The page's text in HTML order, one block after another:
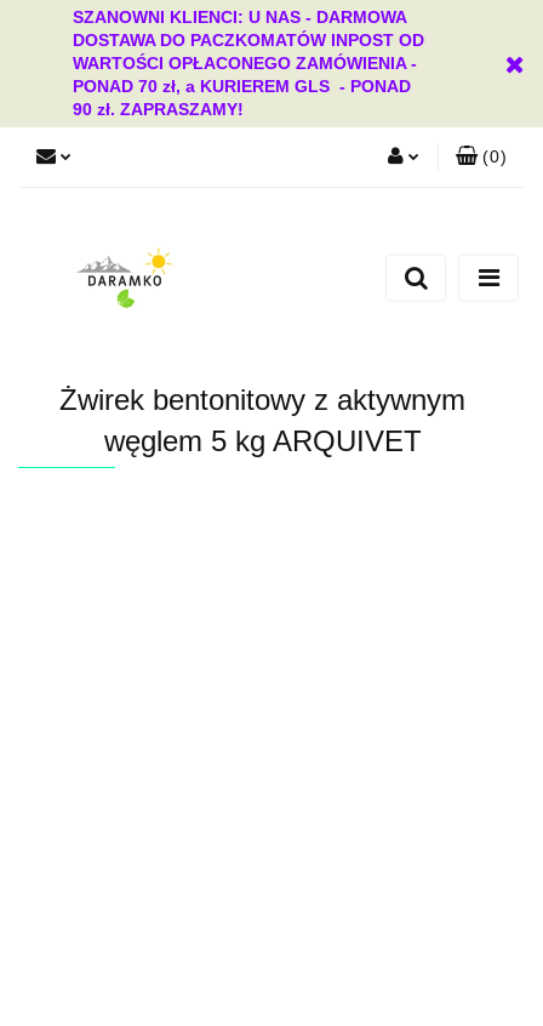
SZANOWNI KLIENCI: U NAS - DARMOWA
DOSTAWA DO PACZKOMATÓW INPOST OD
WARTOŚCI OPŁACONEGO ZAMÓWIENIA -
PONAD 70 zł, a KURIEREM GLS - PONAD
90 zł. ZAPRASZAMY!
Dodaj zgłoszenie
(0)
Żwirek bentonitowy z aktywnym
węglem 5 kg ARQUIVET